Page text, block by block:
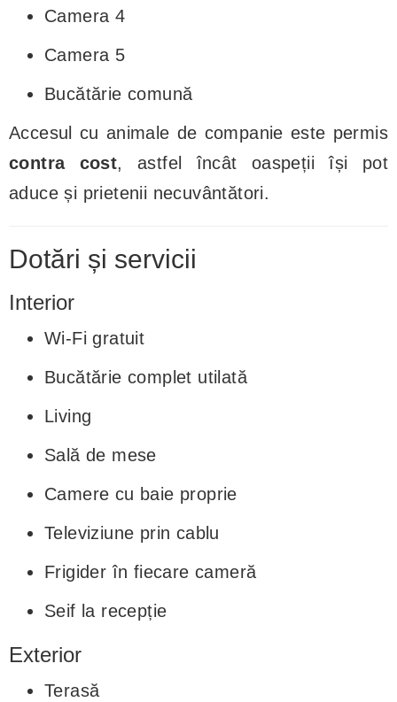
Camera 4
Camera 5
Bucătărie comună
Accesul cu animale de companie este permis
contra cost, astfel încât oaspeții își pot
aduce și prietenii necuvântători.
Dotări și servicii
Interior
Wi-Fi gratuit
Bucătărie complet utilată
Living
Sală de mese
Camere cu baie proprie
Televiziune prin cablu
Frigider în fiecare cameră
Seif la recepție
Exterior
Terasă